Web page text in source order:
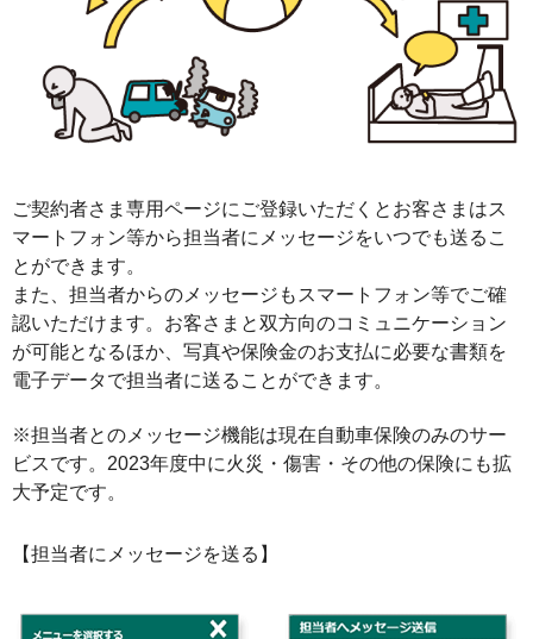
ご契約者さま専用ページにご登録いただくとお客さまはス
マートフォン等から担当者にメッセージをいつでも送るこ
とができます。
また、担当者からのメッセージもスマートフォン等でご確
認いただけます。お客さまと双方向のコミュニケーション
が可能となるほか、写真や保険金のお支払に必要な書類を
電子データで担当者に送ることができます。
※担当者とのメッセージ機能は現在自動車保険のみのサー
ビスです。2023年度中に火災・傷害・その他の保険にも拡
大予定です。
【担当者にメッセージを送る】